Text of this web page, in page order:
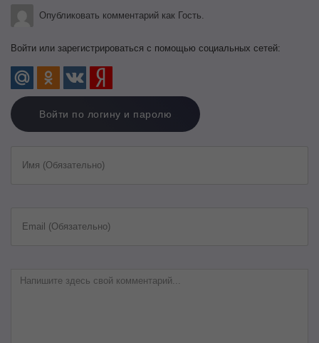
Опубликовать комментарий как Гость.
Войти или зарегистрироваться с помощью социальных сетей:
Войти по логину и паролю
Имя (Обязательно)
Email (Обязательно)